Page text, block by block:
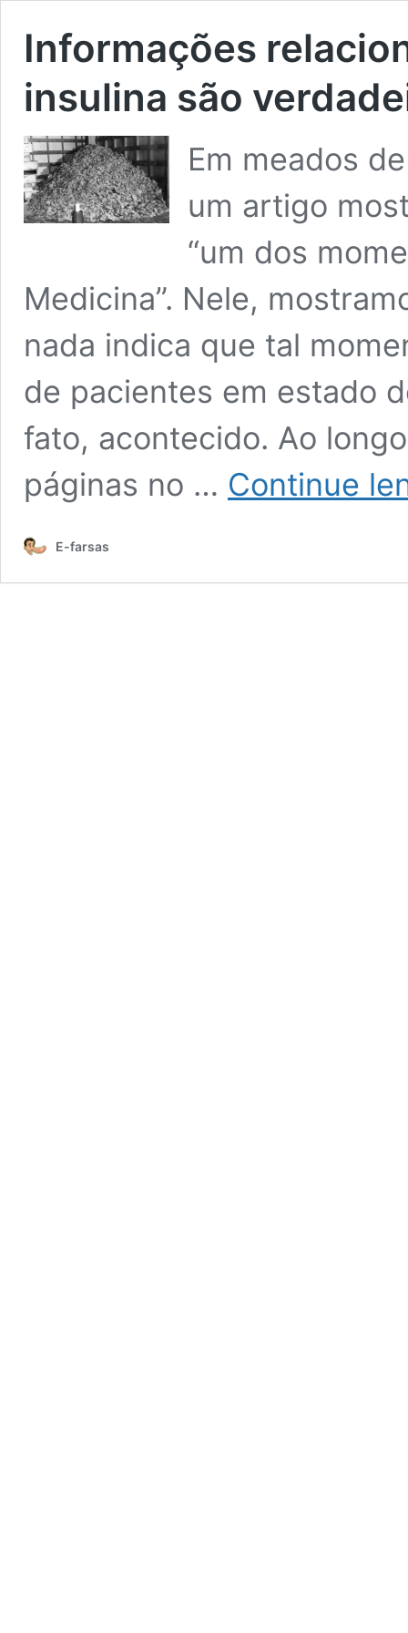
Informações
insulina são
Em meados
um artigo
“um dos
Medicina”. Nele,
nada indica que tal
de pacientes em estado
fato, acontecido. Ao
páginas no … Continue
E-farsas